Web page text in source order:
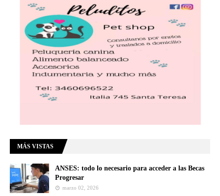
MÁS VISTAS
ANSES: todo lo necesario para acceder a las Becas
Progresar
marzo 02, 2026